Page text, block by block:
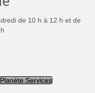
de 10 h à 12 h et de
Services